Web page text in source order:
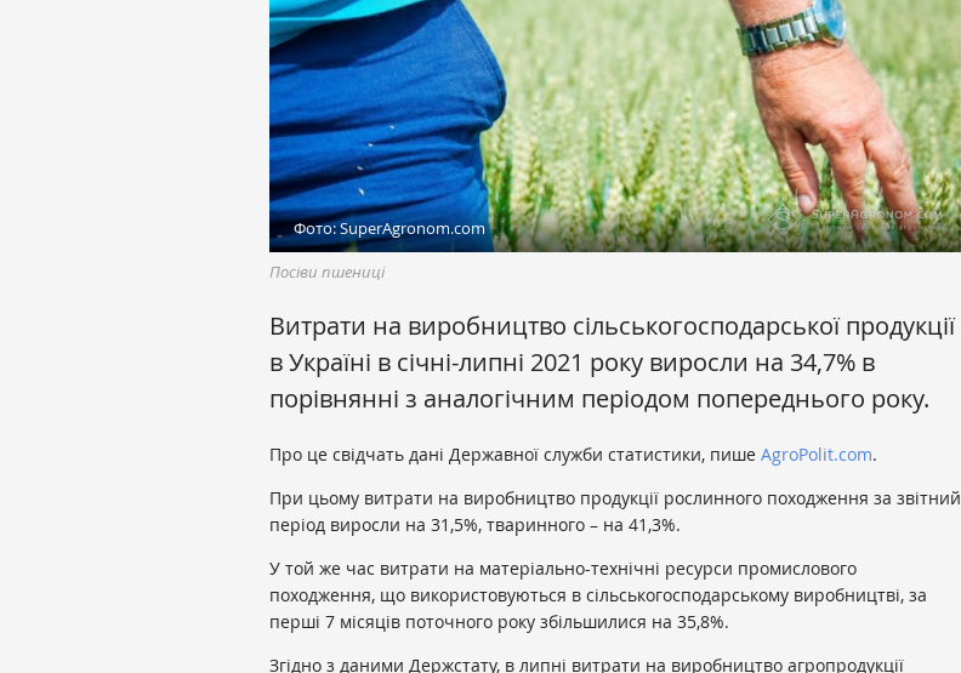
Фото: SuperAgronom.com
Посіви пшениці
Витрати на виробництво сільськогосподарської продукції
в Україні в січні-липні 2021 року виросли на 34,7% в
порівнянні з аналогічним періодом попереднього року.
Про це свідчать дані Державної служби статистики, пише AgroPolit.com.
При цьому витрати на виробництво продукції рослинного походження за звітний
період виросли на 31,5%, тваринного – на 41,3%.
У той же час витрати на матеріально-технічні ресурси промислового
походження, що використовуються в сільськогосподарському виробництві, за
перші 7 місяців поточного року збільшилися на 35,8%.
Згідно з даними Держстату, в липні витрати на виробництво агропродукції